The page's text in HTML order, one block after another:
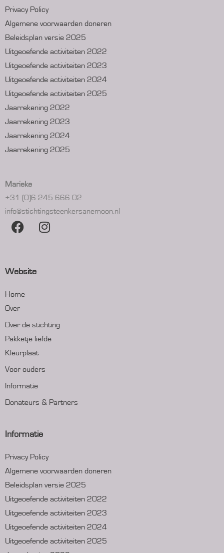
Privacy Policy
Algemene voorwaarden doneren
Beleidsplan versie 2025
Uitgeoefende activiteiten 2022
Uitgeoefende activiteiten 2023
Uitgeoefende activiteiten 2024
Uitgeoefende activiteiten 2025
Jaarrekening 2022
Jaarrekening 2023
Jaarrekening 2024
Jaarrekening 2025
Marieke
+31 (0)6 245 666 02
info@stichtingsteenkersanemoon.nl
Website
Home
Over
Over de stichting
Pakketje liefde
Kleurplaat
Voor ouders
Informatie
Donateurs & Partners
Informatie
Privacy Policy
Algemene voorwaarden doneren
Beleidsplan versie 2025
Uitgeoefende activiteiten 2022
Uitgeoefende activiteiten 2023
Uitgeoefende activiteiten 2024
Uitgeoefende activiteiten 2025